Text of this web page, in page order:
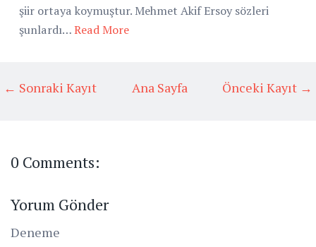
şiir ortaya koymuştur. Mehmet Akif Ersoy sözleri
şunlardı…Read More
← Sonraki Kayıt Önceki Kayıt →
Ana Sayfa
0 Comments:
Yorum Gönder
Deneme